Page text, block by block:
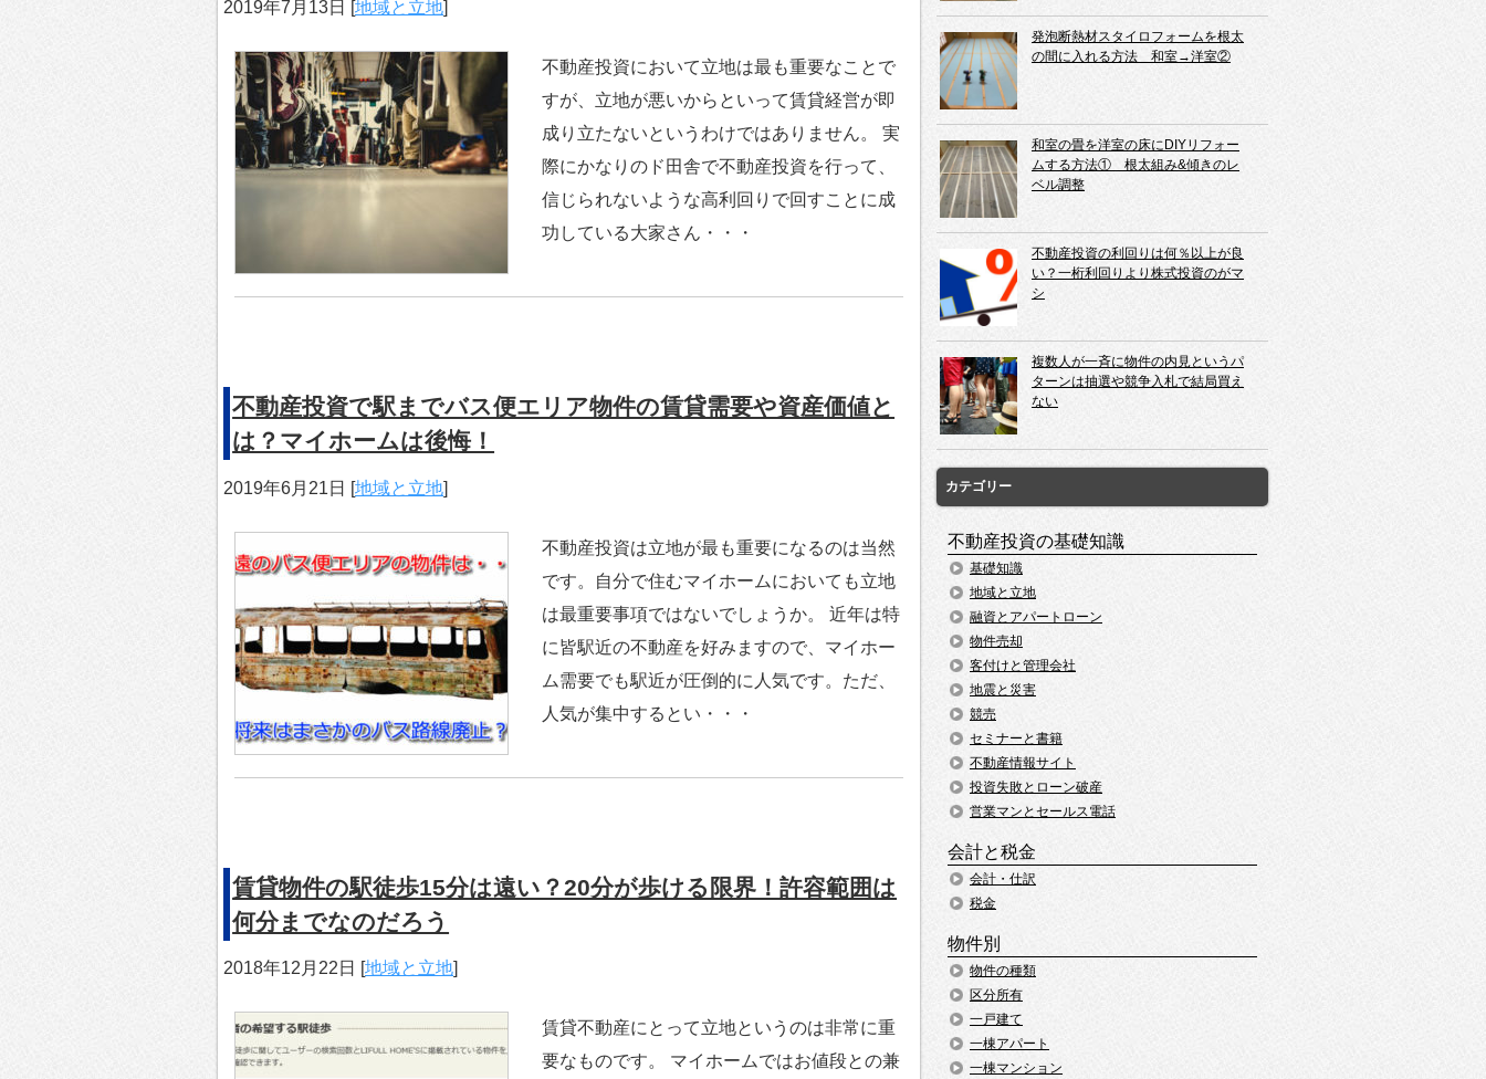
2019年7月13日 [地域と立地]
不動産投資において立地は最も重要なことで
すが、立地が悪いからといって賃貸経営が即
成り立たないというわけではありません。 実
際にかなりのド田舎で不動産投資を行って、
信じられないような高利回りで回すことに成
功している大家さん・・・
不動産投資で駅までバス便エリア物件の賃貸需要や資産価値と
は？マイホームは後悔！
2019年6月21日 [地域と立地]
不動産投資は立地が最も重要になるのは当然
です。自分で住むマイホームにおいても立地
は最重要事項ではないでしょうか。 近年は特
に皆駅近の不動産を好みますので、マイホー
ム需要でも駅近が圧倒的に人気です。ただ、
人気が集中するとい・・・
賃貸物件の駅徒歩15分は遠い？20分が歩ける限界！許容範囲は
何分までなのだろう
2018年12月22日 [地域と立地]
賃貸不動産にとって立地というのは非常に重
要なものです。 マイホームではお値段との兼
発泡断熱材スタイロフォームを根太
の間に入れる方法 和室→洋室②
和室の畳を洋室の床にDIYリフォー
ムする方法① 根太組み&傾きのレ
ベル調整
不動産投資の利回りは何％以上が良
い？一桁利回りより株式投資のがマ
シ
複数人が一斉に物件の内見というパ
ターンは抽選や競争入札で結局買え
ない
カテゴリー
不動産投資の基礎知識
基礎知識
地域と立地
融資とアパートローン
物件売却
客付けと管理会社
地震と災害
競売
セミナーと書籍
不動産情報サイト
投資失敗とローン破産
営業マンとセールス電話
会計と税金
会計・仕訳
税金
物件別
物件の種類
区分所有
一戸建て
一棟アパート
一棟マンション